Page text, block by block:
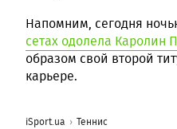
Напомним, сегодня
сетах одолела Каролин
образом свой второй
карьере.
iSport.ua Теннис